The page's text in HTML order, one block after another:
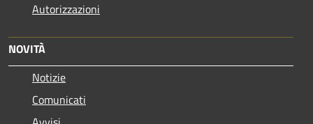
Autorizzazioni
NOVITÀ
Notizie
Comunicati